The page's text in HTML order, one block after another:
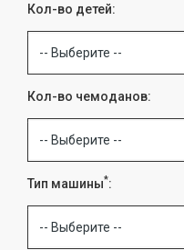
Кол-во детей:
-- Выберите --
Кол-во чемоданов:
-- Выберите --
Тип машины*:
-- Выберите --